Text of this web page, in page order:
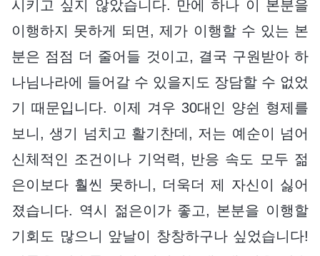
시키고 싶지 않았습니다. 만에 하나 이 본분을
이행하지 못하게 되면, 제가 이행할 수 있는 본
분은 점점 더 줄어들 것이고, 결국 구원받아 하
나님나라에 들어갈 수 있을지도 장담할 수 없었
기 때문입니다. 이제 겨우 30대인 양쉰 형제를
보니, 생기 넘치고 활기찬데, 저는 예순이 넘어
신체적인 조건이나 기억력, 반응 속도 모두 젊
은이보다 훨씬 못하니, 더욱더 제 자신이 싫어
졌습니다. 역시 젊은이가 좋고, 본분을 이행할
기회도 많으니 앞날이 창창하구나 싶었습니다!